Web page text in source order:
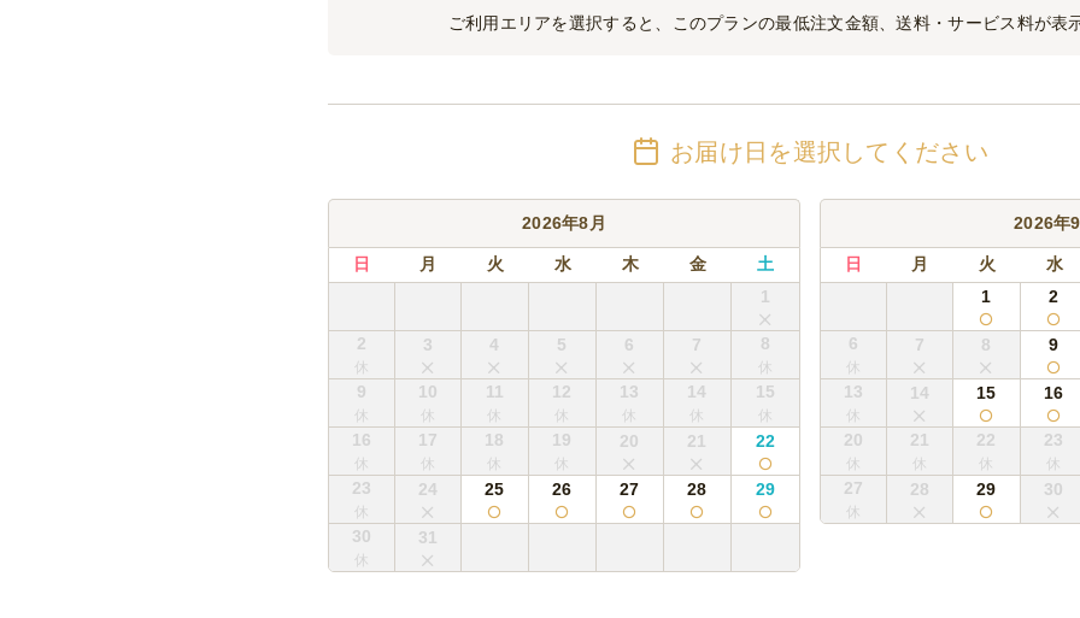
コーラ(1.5Lペット)
ご利用エリアを選択すると、このプランの最低注文金額、送料・サービス料が表
お届け日を選択してください
2026年8月
日 月 火 水 木 金
土
1
2 3 4 5 6 7 8
9 10 11 12 13 14 15
16 17 18 19 20 21 22
23 24 25 26 27 28 29
30 31
2026年9
日 月 火 水
1
2
6 7 8 9
13 14 15 16
20 21 22 23
27 28 29 30